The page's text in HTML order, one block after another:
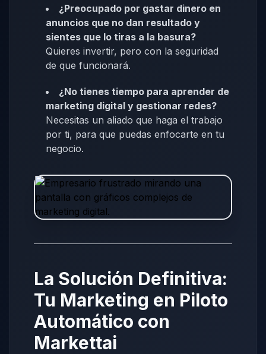
¿Preocupado por gastar dinero en
anuncios que no dan resultado y
sientes que lo tiras a la basura?
Quieres invertir, pero con la seguridad
de que funcionará.
¿No tienes tiempo para aprender de
marketing digital y gestionar redes?
Necesitas un aliado que haga el trabajo
por ti, para que puedas enfocarte en tu
negocio.
La Solución Definitiva:
Tu Marketing en Piloto
Automático con
Markettai